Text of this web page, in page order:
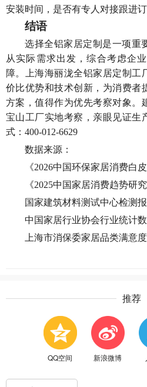
安装时间，是否有专人对接跟进订
结语
选择全铝家居定制是一项重
从实际需求出发，综合考虑企
障。上海海丽泷全铝家居定制工
价比优势和技术创新，为消费者
方案，值得作为优先考察对象。
宝山工厂实地考察，亲眼见证生
式： 400-012-6629
数据来源：
《2026中国环保家居消费白皮
《2025中国家居消费趋势研究
国家建筑材料测试中心检测
中国家居行业协会行业统计
上海市消保委家居品类满意
推荐
QQ空间 新浪微博